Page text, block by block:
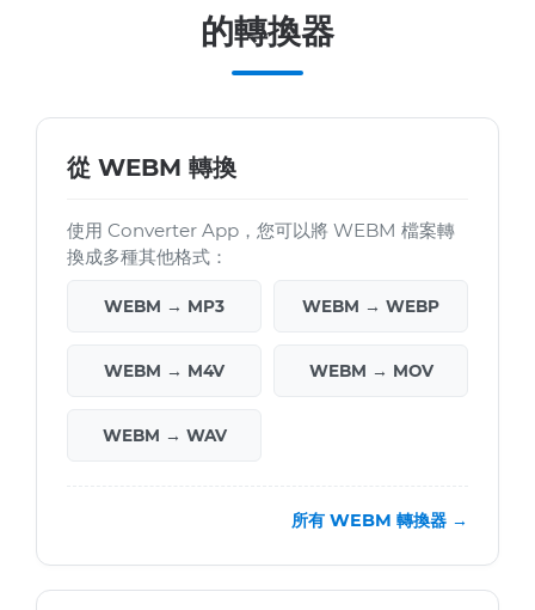
的轉換器
從 WEBM 轉換
使用 Converter App，您可以將 WEBM 檔案轉
換成多種其他格式：
WEBM → MP3 WEBM → WEBP
WEBM → M4V WEBM → MOV
WEBM → WAV
所有 WEBM 轉換器 →